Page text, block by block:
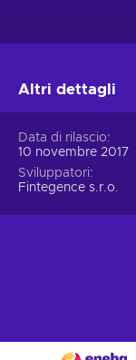
Set up an
Input your ETH
Provide your
Choose
Altri dettagli
Data di rilascio
10 novembre 2017
Sviluppatori
Fintegence s.r.o.